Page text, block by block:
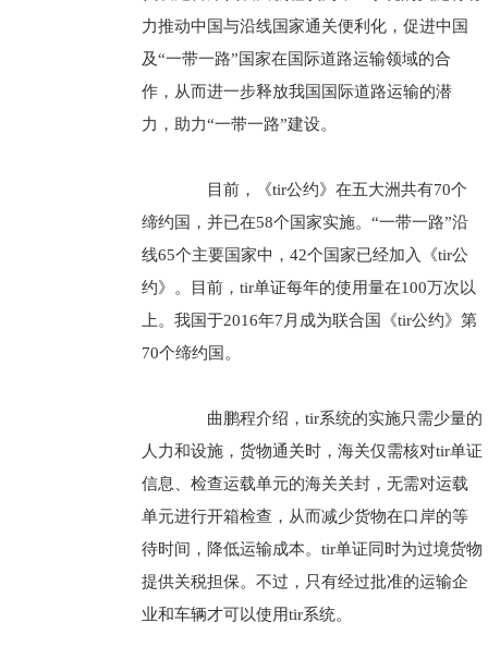
力推动中国与沿线国家通关便利化，促进中国
及“一带一路”国家在国际道路运输领域的合
作，从而进一步释放我国国际道路运输的潜
力，助力“一带一路”建设。
目前，《tir公约》在五大洲共有70个
缔约国，并已在58个国家实施。“一带一路”沿
线65个主要国家中，42个国家已经加入《tir公
约》。目前，tir单证每年的使用量在100万次以
上。我国于2016年7月成为联合国《tir公约》第
70个缔约国。
曲鹏程介绍，tir系统的实施只需少量的
人力和设施，货物通关时，海关仅需核对tir单证
信息、检查运载单元的海关关封，无需对运载
单元进行开箱检查，从而减少货物在口岸的等
待时间，降低运输成本。tir单证同时为过境货物
提供关税担保。不过，只有经过批准的运输企
业和车辆才可以使用tir系统。